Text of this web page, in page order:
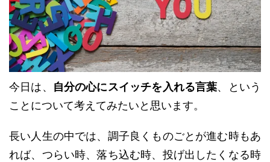
今日は、 自分の心にスイッチを入れる言葉、という
ことについて考えてみたいと思います。
長い人生の中では、調子良くものごとが進む時もあ
れば、つらい時、落ち込む時、投げ出したくなる時